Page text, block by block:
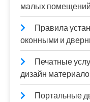
малых помещений:
Правила
оконными и
Печатные
дизайн
Портальные